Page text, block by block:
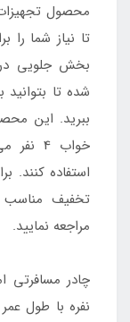
محصول
تا نیاز شما را
بخش جلویی
شده تا
ببرید. این
خواب
استفاده کنند.
تخفیف مناسب
مراجعه نمایید.
چادر مسافرتی
نفره با طول